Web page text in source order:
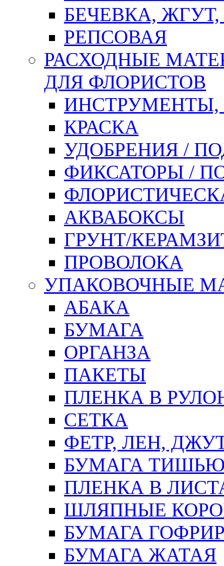
БЕЧЕВКА,
РЕПСОВАЯ
РАСХОДНЫЕ
ДЛЯ ФЛОРИСТОВ
ИНСТРУМЕНТЫ,
КРАСКА
УДОБРЕНИЯ /
ФИКСАТОРЫ /
АКВАБОКСЫ
ГРУНТ/
ПРОВОЛОКА
УПАКОВОЧНЫЕ
АБАКА
БУМАГА
ОРГАНЗА
ПАКЕТЫ
ПЛЕНКА В
СЕТКА
ФЕТР, ЛЕН,
БУМАГА
ПЛЕНКА В
ШЛЯПНЫЕ
БУМАГА
БУМАГА ЖАТАЯ